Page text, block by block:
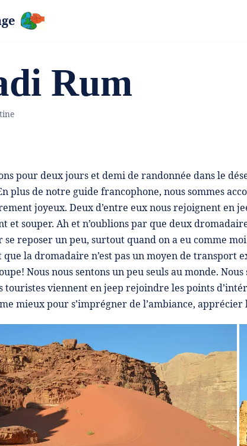
Rum
pour deux jours et demi de randonnée dans le
plus de notre guide francophone, nous sommes
joyeux. Deux d’entre eux nous rejoignent en
et souper. Ah et n’oublions par que deux
se reposer un peu, surtout quand on a eu comme
que la dromadaire n’est pas un moyen de transport
Nous nous sentons un peu seuls au monde.
touristes viennent en jeep rejoindre les points
mieux pour s’imprégner de l’ambiance, apprécier